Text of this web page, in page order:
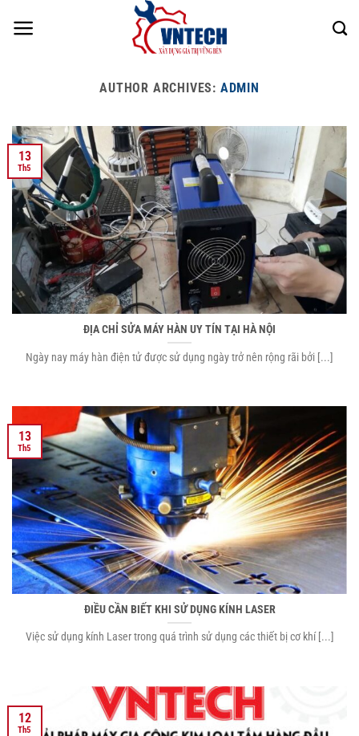
AUTHOR ARCHIVES: ADMIN
ĐỊA CHỈ SỬA MÁY HÀN UY TÍN TẠI HÀ NỘI
Ngày nay máy hàn điện tử được sử dụng ngày trở nên rộng rãi bởi [...]
13
Th5
ĐIỀU CẦN BIẾT KHI SỬ DỤNG KÍNH LASER
Việc sử dụng kính Laser trong quá trình sử dụng các thiết bị cơ khí [...]
13
Th5
12
Th5